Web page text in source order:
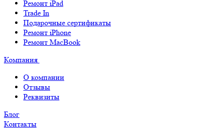
Ремонт iPad
Trade In
Подарочные сертификаты
Ремонт iPhone
Ремонт MacBook
Компания
О компании
Отзывы
Реквизиты
Блог
Контакты